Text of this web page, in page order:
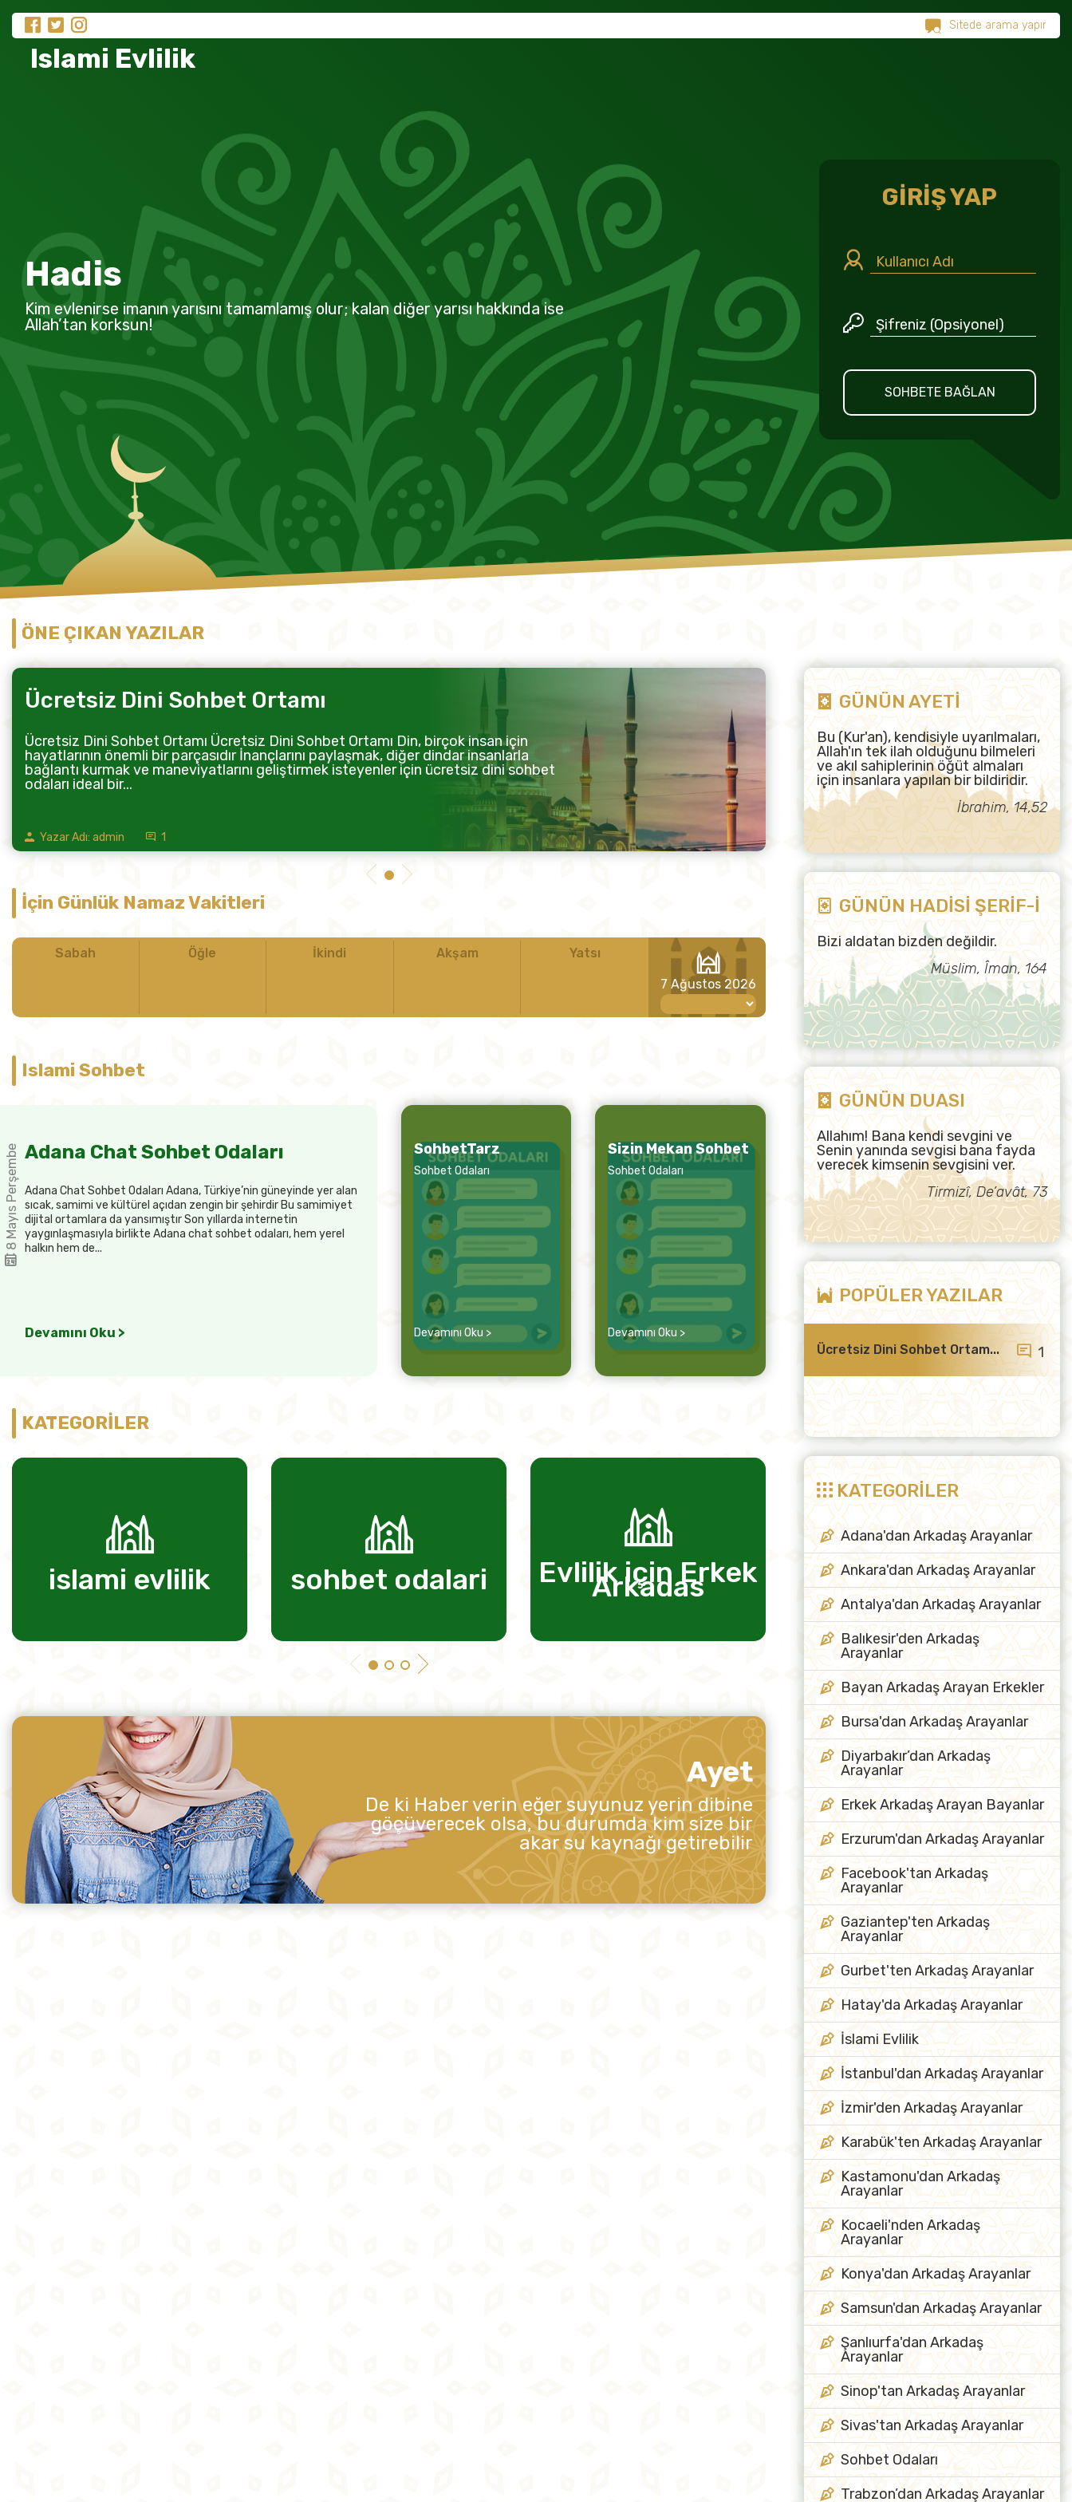
Islami Evlilik
Hadis
Kim evlenirse imanın yarısını tamamlamış olur; kalan diğer yarısı hakkında ise
Allah’tan korksun!
GİRİŞ YAP
SOHBETE BAĞLAN
ÖNE ÇIKAN YAZILAR
Ücretsiz Dini Sohbet Ortamı
Ücretsiz Dini Sohbet Ortamı Ücretsiz Dini Sohbet Ortamı Din, birçok insan için
hayatlarının önemli bir parçasıdır İnançlarını paylaşmak, diğer dindar insanlarla
bağlantı kurmak ve maneviyatlarını geliştirmek isteyenler için ücretsiz dini sohbet
odaları ideal bir...
Yazar Adı: admin 1
İçin Günlük Namaz Vakitleri
Sabah Öğle İkindi Akşam Yatsı
7 Ağustos 2026
Islami Sohbet
8 Mayıs Perşembe Adana Chat Sohbet Odaları
Adana Chat Sohbet Odaları Adana, Türkiye’nin güneyinde yer alan
sıcak, samimi ve kültürel açıdan zengin bir şehirdir Bu samimiyet
dijital ortamlara da yansımıştır Son yıllarda internetin
yaygınlaşmasıyla birlikte Adana chat sohbet odaları, hem yerel
halkın hem de...
Devamını Oku >
SohbetTarz
Sohbet Odaları
Devamını Oku >
Sizin Mekan Sohbet
Sohbet Odaları
Devamını Oku >
KATEGORİLER
evlilik sohbet odalari Evlilik için Erkek
Arkadas evlilik için kadın
arkadaş
Ayet
De ki Haber verin eğer suyunuz yerin dibine
göçüverecek olsa, bu durumda kim size bir
akar su kaynağı getirebilir
GÜNÜN AYETİ
Bu (Kur'an), kendisiyle uyarılmaları,
Allah'ın tek ilah olduğunu bilmeleri
ve akıl sahiplerinin öğüt almaları
için insanlara yapılan bir bildiridir.
İbrahim, 14,52
GÜNÜN HADİSİ ŞERİF-İ
Bizi aldatan bizden değildir.
Müslim, Îman, 164
GÜNÜN DUASI
Allahım! Bana kendi sevgini ve
Senin yanında sevgisi bana fayda
verecek kimsenin sevgisini ver.
Tirmizî, De’avât, 73
POPÜLER YAZILAR
Ücretsiz Dini Sohbet Ortam... 1
KATEGORİLER
Adana'dan Arkadaş Arayanlar
Ankara'dan Arkadaş Arayanlar
Antalya'dan Arkadaş Arayanlar
Balıkesir'den Arkadaş
Arayanlar
Bayan Arkadaş Arayan Erkekler
Bursa'dan Arkadaş Arayanlar
Diyarbakır’dan Arkadaş
Arayanlar
Erkek Arkadaş Arayan Bayanlar
Erzurum'dan Arkadaş Arayanlar
Facebook'tan Arkadaş
Arayanlar
Gaziantep'ten Arkadaş
Arayanlar
Gurbet'ten Arkadaş Arayanlar
Hatay'da Arkadaş Arayanlar
İslami Evlilik
İstanbul'dan Arkadaş Arayanlar
İzmir'den Arkadaş Arayanlar
Karabük'ten Arkadaş Arayanlar
Kastamonu'dan Arkadaş
Arayanlar
Kocaeli'nden Arkadaş
Arayanlar
Konya'dan Arkadaş Arayanlar
Samsun'dan Arkadaş Arayanlar
Şanlıurfa'dan Arkadaş
Arayanlar
Sinop'tan Arkadaş Arayanlar
Sivas'tan Arkadaş Arayanlar
Sohbet Odaları
Trabzon’dan Arkadaş Arayanlar